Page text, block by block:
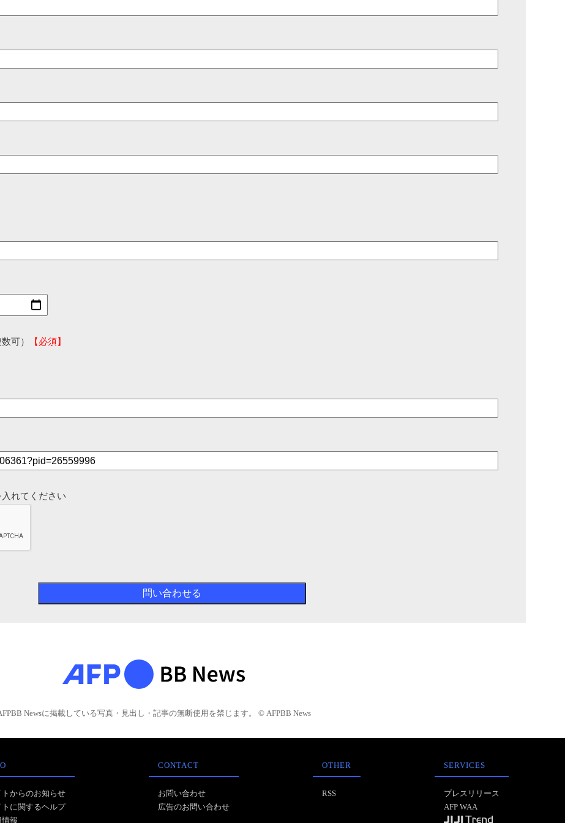
可）
【必須】
れてください
Newsに掲載している写真・見出し・記事の無断使用を禁じます。 © AFPBB News
トからのお知らせ
トに関するヘルプ
報
CONTACT
お問い合わせ
広告のお問い合わせ
OTHER
RSS
SERVICES
プレスリリース
AFP WAA